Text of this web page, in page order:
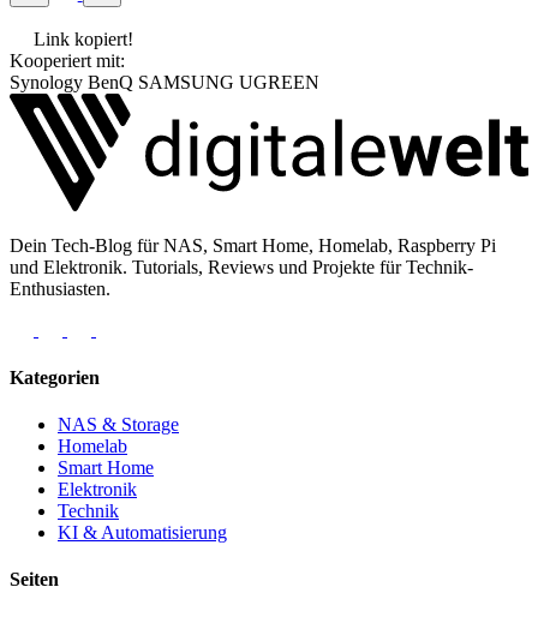
Link kopiert!
Kooperiert mit:
Synology BenQ SAMSUNG UGREEN
Dein Tech-Blog für NAS, Smart Home, Homelab, Raspberry Pi
und Elektronik. Tutorials, Reviews und Projekte für Technik-
Enthusiasten.
Kategorien
NAS & Storage
Homelab
Smart Home
Elektronik
Technik
KI & Automatisierung
Seiten